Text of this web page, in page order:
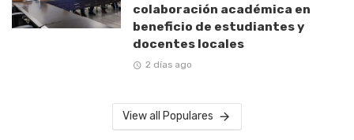
colaboración académica en
beneficio de estudiantes y
docentes locales
2 días ago
View all Populares